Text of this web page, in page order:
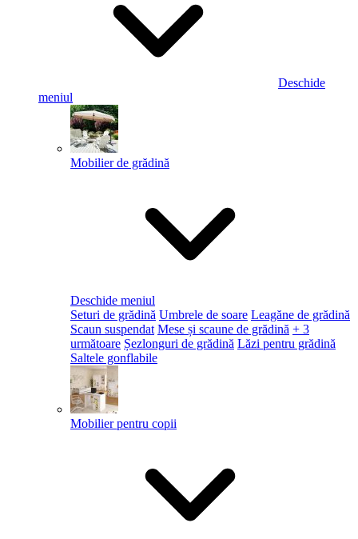
Deschide
meniul
Mobilier de grădină
Deschide meniul
Seturi de grădină Umbrele de soare Leagăne de grădină
Scaun suspendat Mese și scaune de grădină + 3
următoare Șezlonguri de grădină Lăzi pentru grădină
Saltele gonflabile
Mobilier pentru copii